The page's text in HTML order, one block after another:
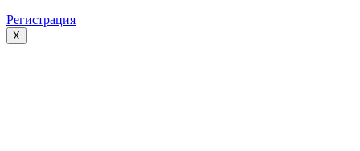
Регистрация
X